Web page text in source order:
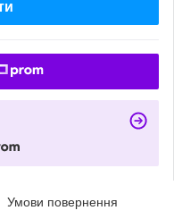
Умови повернення